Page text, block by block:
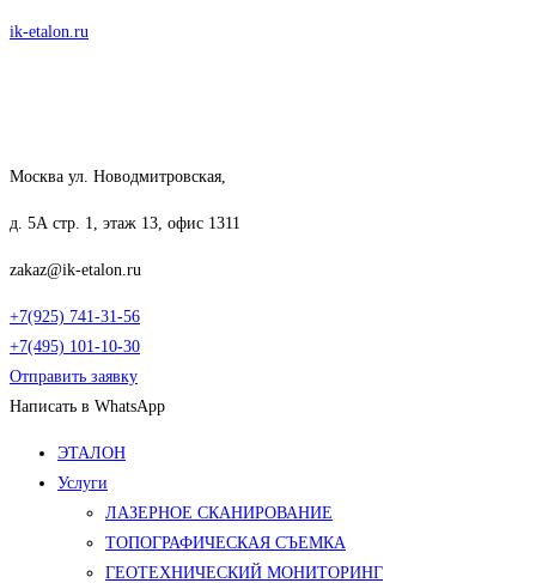
Перейти
ik-etalon.ru
Москва ул. Новодмитровская,
д. 5А стр. 1, этаж 13, офис 1311
zakaz@ik-etalon.ru
+7(925) 741-31-56
+7(495) 101-10-30
Отправить заявку
Написать в WhatsApp
Меню
ЭТАЛОН
Услуги
ЛАЗЕРНОЕ СКАНИРОВАНИЕ
ТОПОГРАФИЧЕСКАЯ СЪЕМКА
ГЕОТЕХНИЧЕСКИЙ МОНИТОРИНГ